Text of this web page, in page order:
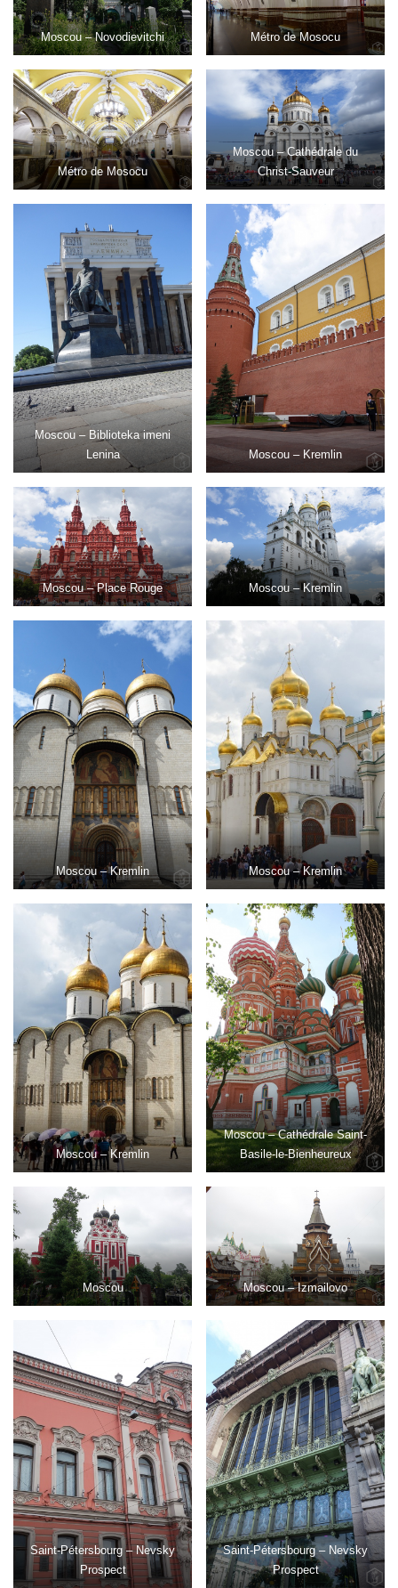
Moscou – Novodievitchi Métro de Mosocu
Métro de Mosocu
Moscou – Cathédrale du
Christ-Sauveur
Moscou – Biblioteka imeni
Lenina
Moscou – Kremlin
Moscou – Place Rouge Moscou – Kremlin
Moscou – Kremlin Moscou – Kremlin
Moscou – Kremlin
Moscou – Cathédrale Saint-
Basile-le-Bienheureux
Moscou Moscou – Izmailovo
Saint-Pétersbourg – Nevsky
Prospect
Saint-Pétersbourg – Nevsky
Prospect